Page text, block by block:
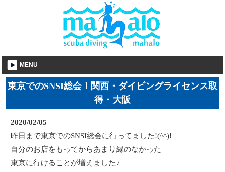
MENU
東京でのSNSI総会！関西・ダイビングライセンス取
得・大阪
2020/02/05
昨日まで東京でのSNSI総会に行ってました!(^^)!
自分のお店をもってからあまり縁のなかった
東京に行けることが増えました♪